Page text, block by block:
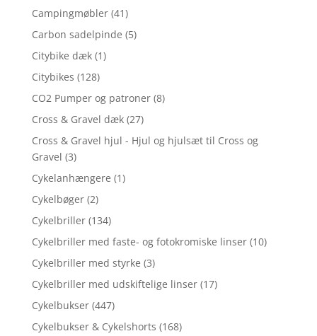
Campingmøbler (41)
Carbon sadelpinde (5)
Citybike dæk (1)
Citybikes (128)
CO2 Pumper og patroner (8)
Cross & Gravel dæk (27)
Cross & Gravel hjul - Hjul og hjulsæt til Cross og
Gravel (3)
Cykelanhængere (1)
Cykelbøger (2)
Cykelbriller (134)
Cykelbriller med faste- og fotokromiske linser (10)
Cykelbriller med styrke (3)
Cykelbriller med udskiftelige linser (17)
Cykelbukser (447)
Cykelbukser & Cykelshorts (168)